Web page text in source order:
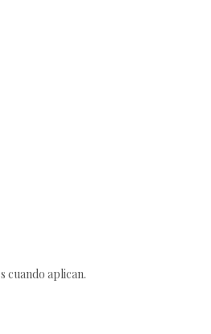
cuando aplican.